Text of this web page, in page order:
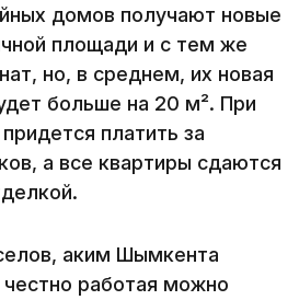
домов получают новые
площади и с тем же
но, в среднем, их новая
больше на 20 м². При
платить за
а все квартиры сдаются
аким Шымкента
работая можно